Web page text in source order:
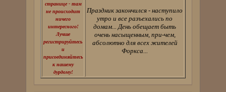
странице - там
не происходит
ничего
интересного!
Лучше
регистрируйтесь
и
присоединяйтесь
к нашему
дурдому!
Праздник закончился - наступило
утро и все разъехались по
домам... День обещает быть
очень насыщенным, при-чем,
абсолютно для всех жителей
Форкса...